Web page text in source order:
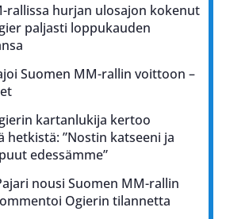
rallissa hurjan ulosajon kokenut
paljasti loppukauden
Suomen MM-rallin voittoon –
kartanlukija kertoo
hetkistä: ”Nostin katseeni ja
edessämme”
nousi Suomen MM-rallin
Ogierin tilannetta